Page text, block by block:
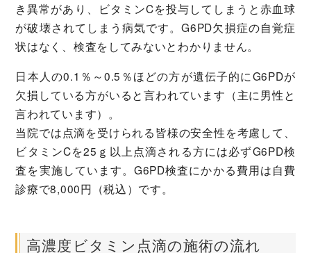
き異常があり、ビタミンCを投与してしまうと赤血球
が破壊されてしまう病気です。G6PD欠損症の自覚症
状はなく、検査をしてみないとわかりません。
日本人の0.1％～0.5％ほどの方が遺伝子的にG6PDが
欠損している方がいると言われています（主に男性と
言われています）。
当院では点滴を受けられる皆様の安全性を考慮して、
ビタミンCを25ｇ以上点滴される方には必ずG6PD検
査を実施しています。G6PD検査にかかる費用は自費
診療で8,000円（税込）です。
高濃度ビタミン点滴の施術の流れ